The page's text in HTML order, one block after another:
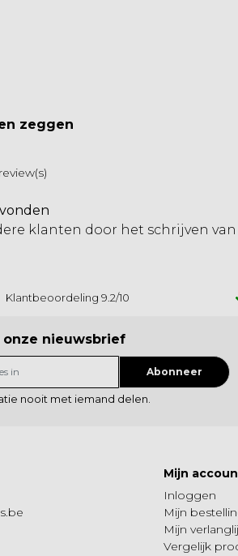
zeggen
klanten door het schrijven
Klantbeoordeling 9.2/10
nieuwsbrief
Abonneer
nooit met iemand delen.
Mijn
Inloggen
Mijn
Mijn
Vergelijk